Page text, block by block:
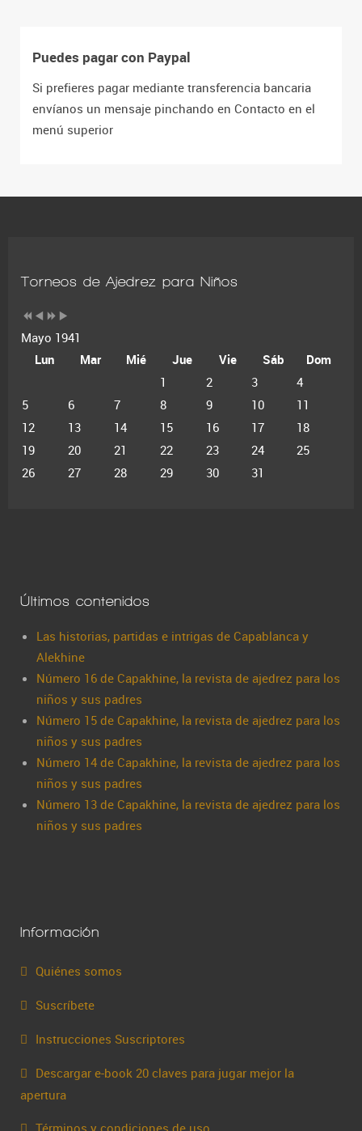
Puedes pagar con Paypal
Si prefieres pagar mediante transferencia bancaria
envíanos un mensaje pinchando en Contacto en el
menú superior
Torneos de Ajedrez para Niños
Mayo 1941
Lun
Mar Mié Jue Vie Sáb
Dom
1
2 3
4
5
6 7 8 9 10
11
12
13 14 15 16 17
18
19
20 21 22 23 24
25
26
27 28 29 30 31
Últimos contenidos
Las historias, partidas e intrigas de Capablanca y
Alekhine
Número 16 de Capakhine, la revista de ajedrez para los
niños y sus padres
Número 15 de Capakhine, la revista de ajedrez para los
niños y sus padres
Número 14 de Capakhine, la revista de ajedrez para los
niños y sus padres
Número 13 de Capakhine, la revista de ajedrez para los
niños y sus padres
Información
Quiénes somos
Suscríbete
Instrucciones Suscriptores
Descargar e-book 20 claves para jugar mejor la
apertura
Términos y condiciones de uso